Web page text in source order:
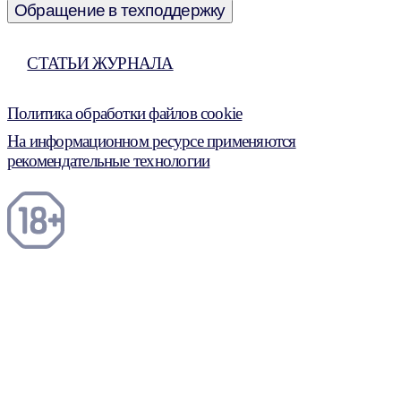
Обращение в техподдержку
СТАТЬИ ЖУРНАЛА
Политика обработки файлов cookie
На информационном ресурсе применяются
рекомендательные технологии